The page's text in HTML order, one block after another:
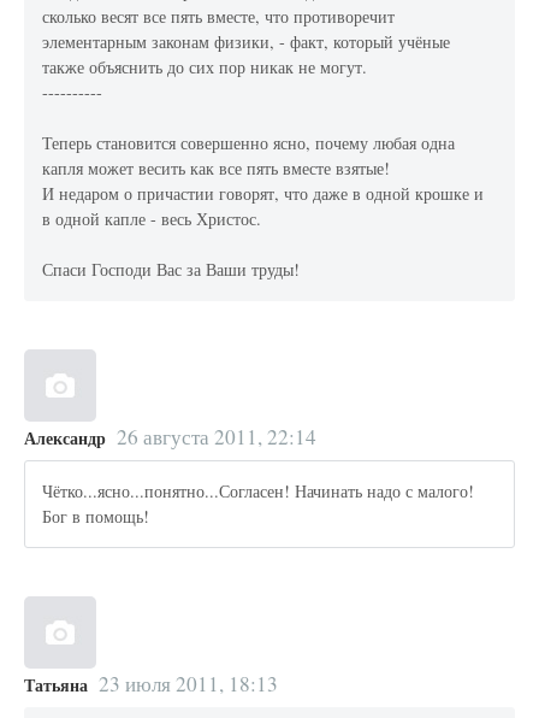
сколько весят все пять вместе, что противоречит
элементарным законам физики, - факт, который учёные
также объяснить до сих пор никак не могут.
----------
Теперь становится совершенно ясно, почему любая одна
капля может весить как все пять вместе взятые!
И недаром о причастии говорят, что даже в одной крошке и
в одной капле - весь Христос.
Спаси Господи Вас за Ваши труды!
Александр 26 августа 2011, 22:14
Чётко...ясно...понятно...Согласен! Начинать надо с малого!
Бог в помощь!
Татьяна 23 июля 2011, 18:13